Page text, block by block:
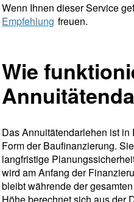
Wenn Ihnen dieser Service
Empfehlung freuen.
Wie
Das Annuitätendarlehen ist
Form der Baufinanzierung.
langfristige
wird am Anfang der
bleibt währende der